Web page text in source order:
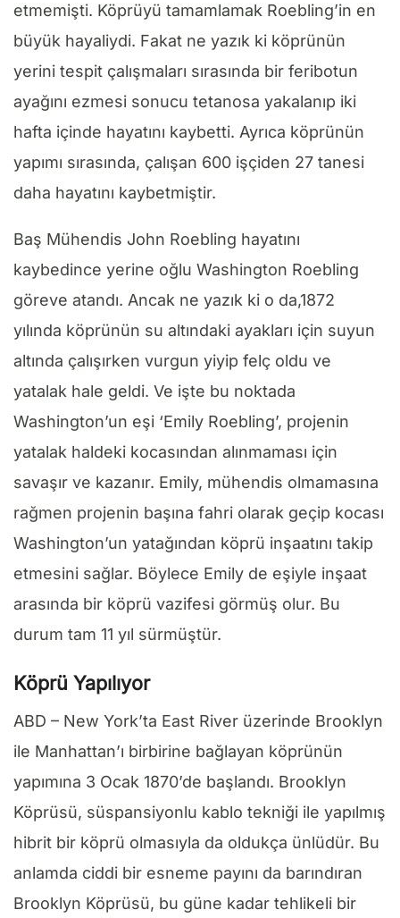
etmemişti. Köprüyü tamamlamak Roebling’in en
büyük hayaliydi. Fakat ne yazık ki köprünün
yerini tespit çalışmaları sırasında bir feribotun
ayağını ezmesi sonucu tetanosa yakalanıp iki
hafta içinde hayatını kaybetti. Ayrıca köprünün
yapımı sırasında, çalışan 600 işçiden 27 tanesi
daha hayatını kaybetmiştir.
Baş Mühendis John Roebling hayatını
kaybedince yerine oğlu Washington Roebling
göreve atandı. Ancak ne yazık ki o da,1872
yılında köprünün su altındaki ayakları için suyun
altında çalışırken vurgun yiyip felç oldu ve
yatalak hale geldi. Ve işte bu noktada
Washington’un eşi ‘Emily Roebling’, projenin
yatalak haldeki kocasından alınmaması için
savaşır ve kazanır. Emily, mühendis olmamasına
rağmen projenin başına fahri olarak geçip kocası
Washington’un yatağından köprü inşaatını takip
etmesini sağlar. Böylece Emily de eşiyle inşaat
arasında bir köprü vazifesi görmüş olur. Bu
durum tam 11 yıl sürmüştür.
Köprü Yapılıyor
ABD – New York’ta East River üzerinde Brooklyn
ile Manhattan’ı birbirine bağlayan köprünün
yapımına 3 Ocak 1870’de başlandı. Brooklyn
Köprüsü, süspansiyonlu kablo tekniği ile yapılmış
hibrit bir köprü olmasıyla da oldukça ünlüdür. Bu
anlamda ciddi bir esneme payını da barındıran
Brooklyn Köprüsü, bu güne kadar tehlikeli bir